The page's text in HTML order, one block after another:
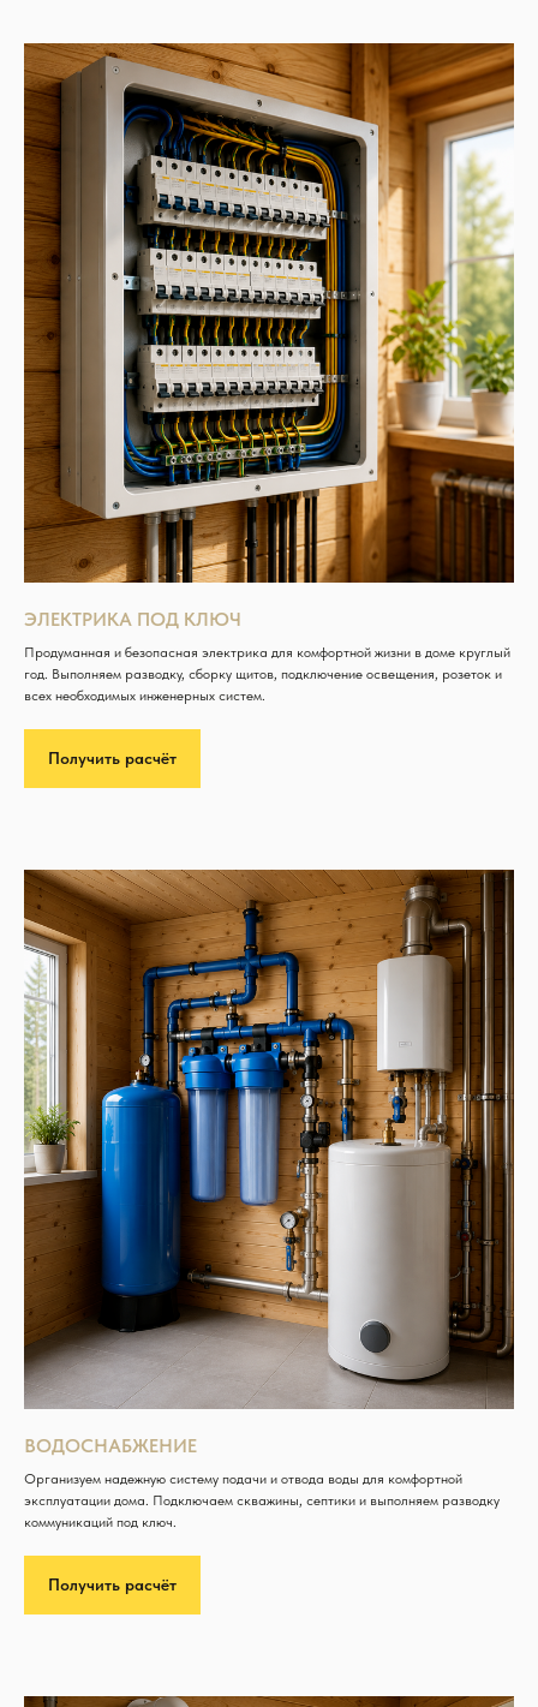
ЭЛЕКТРИКА ПОД КЛЮЧ
Продуманная и безопасная электрика для комфортной жизни в доме круглый
год. Выполняем разводку, сборку щитов, подключение освещения, розеток и
всех необходимых инженерных систем.
Получить расчёт
ВОДОСНАБЖЕНИЕ
Организуем надежную систему подачи и отвода воды для комфортной
эксплуатации дома. Подключаем скважины, септики и выполняем разводку
коммуникаций под ключ.
Получить расчёт